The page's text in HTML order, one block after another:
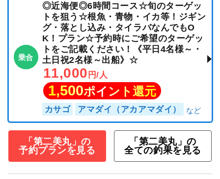
乗合
◎近海便◎6時間コース☆旬のターゲッ
トを狙う☆根魚・青物・イカ等！ジギン
グ・落とし込み・タイラバなんでもO
K！プラン☆予約時にご希望のターゲッ
トをご記載ください！《平日4名様～・
土日祝2名様～出船》☆
11,000 円/人
1,500ポイント還元
カサゴ アマダイ（アカアマダイ）
「第二美丸」の
予約プランを見る
「第二美丸」の
全ての釣果を見る